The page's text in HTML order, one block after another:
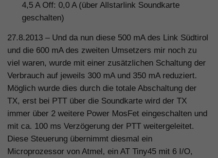
4,5 A Off: 0,0 A (über Allstarlink Soundkarte
geschalten)
27.8.2013 – Und da nun diese 500 mA des Link Südtirol
und die 600 mA des zweiten Umsetzers mir noch zu
viel waren, wurde mit einer zusätzlichen Schaltung der
Verbrauch auf jeweils 300 mA und 350 mA reduziert.
Möglich wurde dies durch die totale Abschaltung der
TX, erst bei PTT über die Soundkarte wird der TX
immer über 2 weitere Power MosFet eingeschalten und
mit ca. 100 ms Verzögerung der PTT weitergeleitet.
Diese Steuerung übernimmt diesmal ein
Microprozessor von Atmel, ein AT Tiny45 mit 6 I/O,